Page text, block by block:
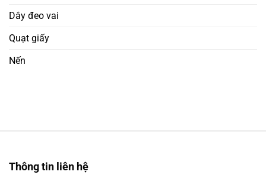
Dây đeo vai
Quạt giấy
Nến
Thông tin liên hệ